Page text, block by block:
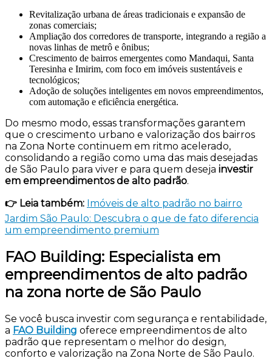
Revitalização urbana de áreas tradicionais e expansão de
zonas comerciais;
Ampliação dos corredores de transporte, integrando a região a
novas linhas de metrô e ônibus;
Crescimento de bairros emergentes como Mandaqui, Santa
Teresinha e Imirim, com foco em imóveis sustentáveis e
tecnológicos;
Adoção de soluções inteligentes em novos empreendimentos,
com automação e eficiência energética.
Do mesmo modo, essas transformações garantem
que o crescimento urbano e valorização dos bairros
na Zona Norte continuem em ritmo acelerado,
consolidando a região como uma das mais desejadas
de São Paulo para viver e para quem deseja investir
em empreendimentos de alto padrão.
👉 Leia também: Imóveis de alto padrão no bairro
Jardim São Paulo: Descubra o que de fato diferencia
um empreendimento premium
FAO Building: Especialista em
empreendimentos de alto padrão
na zona norte de São Paulo
Se você busca investir com segurança e rentabilidade,
a FAO Building oferece empreendimentos de alto
padrão que representam o melhor do design,
conforto e valorização na Zona Norte de São Paulo.